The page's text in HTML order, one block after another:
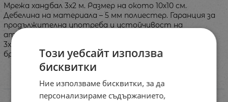
Мрежа хандбал 3х2 м. Размер на окото 10х10 см.
Дебелина на материала – 5 мм полиестер. Гаранция за
продължителна употреба и устойчивост на
атмосферните влияния. Предлага се и във вариант
3х1,6 м като цената не се променя. Цената е за една
бройка.
Характеристики
Този уебсайт използва
бисквитки
Ние използваме бисквитки, за да
персонализираме съдържанието,